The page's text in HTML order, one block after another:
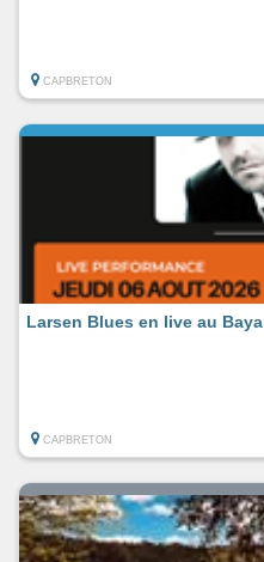
CAPBRETON
Larsen Blues en live au Baya
CAPBRETON